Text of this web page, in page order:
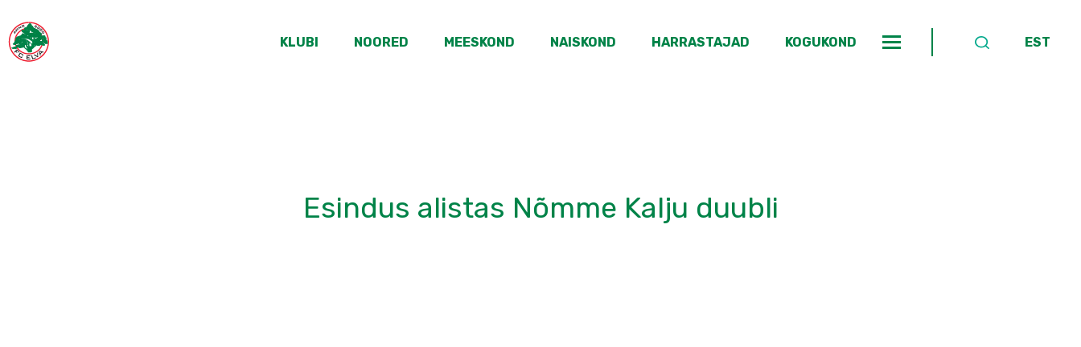
KLUBI NOORED MEESKOND NAISKOND HARRASTAJAD KOGUKOND EST
Esindus alistas Nõmme Kalju duubli